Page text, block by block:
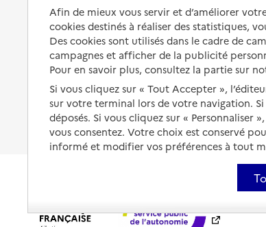
Organiser à l'avance sa propre
protection
Les mesures de protection
Les obligations de la famille
À qui s’adresser ?
Les politiques du grand âge
Vivre à domicile
maladie ou un
Être hospitalisé
Fin de vie à domicile
Afin de mieux vous servir et d’améliorer
cookies destinés à réaliser des statistiques,
Des cookies sont utilisés dans le cadre de
campagnes et afficher de la publicité
Pour en savoir plus, consultez la partie sur
Si vous cliquez sur « Tout Accepter »,
sur votre terminal lors de votre navigation.
déposés. Si vous cliquez sur « Personnaliser
vous consentez. Votre choix est conservé
informé et modifier vos préférences à tout